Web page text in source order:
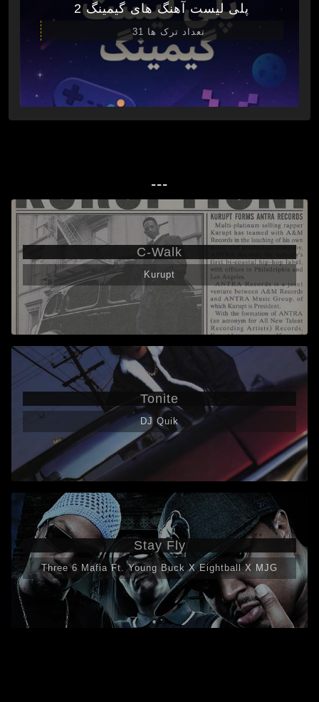
پلی لیست آهنگ های گیمینگ 2
تعداد ترک ها 31
---
C-Walk
Kurupt
Tonite
DJ Quik
Stay Fly
Three 6 Mafia Ft. Young Buck X Eightball X MJG